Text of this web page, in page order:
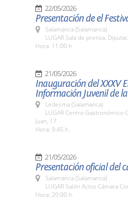
22/05/2026
Presentación de el
Salamanca (Salamanca)
LUGAR Sala de prensa.
Hora: 11:00 h.
21/05/2026
Inauguración del XXXV
Información Juvenil de
Ledesma (Salamanca)
LUGAR Centro Gastronómico
Juan, 17
Hora: 9:45 h.
21/05/2026
Presentación oficial del
Salamanca (Salamanca)
LUGAR Salón Actos Cámara
Hora: 20:00 h.